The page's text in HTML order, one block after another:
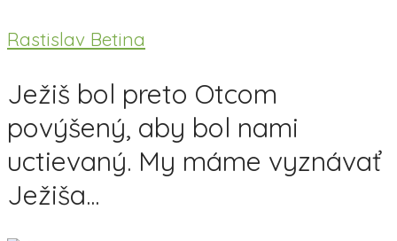
Rastislav Betina
Ježiš bol preto Otcom
povýšený, aby bol nami
uctievaný. My máme vyznávať
Ježiša...